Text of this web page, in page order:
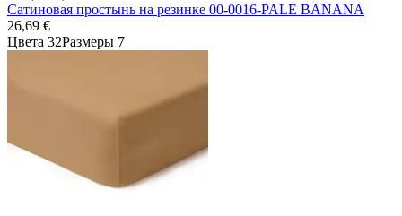
Сатиновая простынь на резинке 00-0016-PALE BANANA
26,69 €
Цвета 32Размеры 7